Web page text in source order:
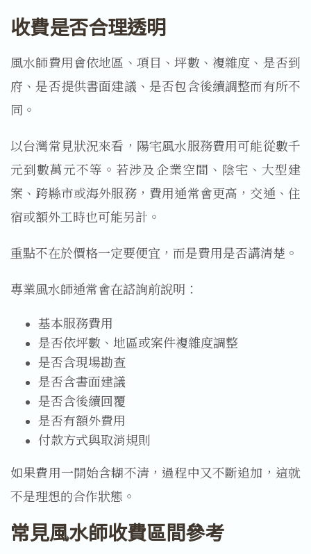
收費是否合理透明
風水師費用會依地區、項目、坪數、複雜度、是否到
府、是否提供書面建議、是否包含後續調整而有所不
同。
以台灣常見狀況來看，陽宅風水服務費用可能從數千
元到數萬元不等。若涉及企業空間、陰宅、大型建
案、跨縣市或海外服務，費用通常會更高，交通、住
宿或額外工時也可能另計。
重點不在於價格一定要便宜，而是費用是否講清楚。
專業風水師通常會在諮詢前說明：
基本服務費用
是否依坪數、地區或案件複雜度調整
是否含現場勘查
是否含書面建議
是否含後續回覆
是否有額外費用
付款方式與取消規則
如果費用一開始含糊不清，過程中又不斷追加，這就
不是理想的合作狀態。
常見風水師收費區間參考